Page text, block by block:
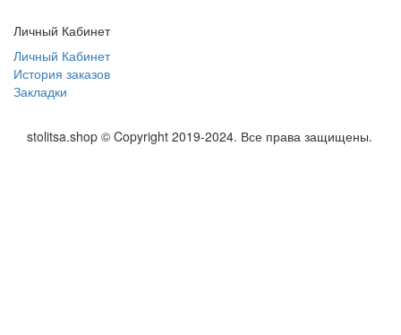
Личный Кабинет
Личный Кабинет
История заказов
Закладки
stolitsa.shop © Copyright 2019-2024. Все права защищены.